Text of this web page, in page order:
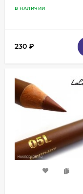
В НАЛИЧИИ
230 ₽